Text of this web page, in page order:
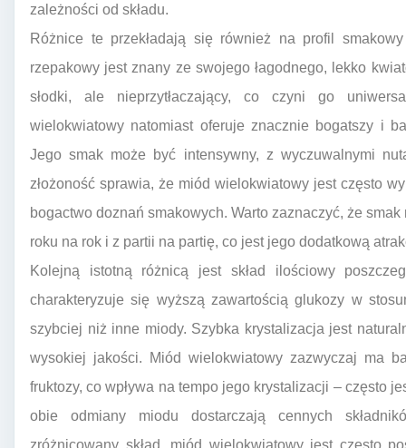
zależności od składu.
Różnice te przekładają się również na profil
rzepakowy jest znany ze swojego łagodnego, lekko
słodki, ale nieprzytłaczający, co czyni go
wielokwiatowy natomiast oferuje znacznie bogatszy i
Jego smak może być intensywny, z wyczuwalnymi
złożoność sprawia, że miód wielokwiatowy jest często
bogactwo doznań smakowych. Warto zaznaczyć, że
roku na rok i z partii na partię, co jest jego dodatkową
Kolejną istotną różnicą jest skład ilościowy
charakteryzuje się wyższą zawartością glukozy w
szybciej niż inne miody. Szybka krystalizacja jest
wysokiej jakości. Miód wielokwiatowy zazwyczaj ma
fruktozy, co wpływa na tempo jego krystalizacji – często
obie odmiany miodu dostarczają cennych
zróżnicowany skład, miód wielokwiatowy jest często